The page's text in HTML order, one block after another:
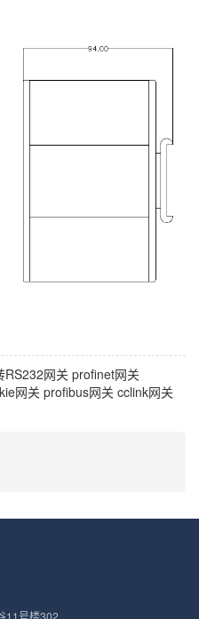
RS232网关 profinet网关
网关 profibus网关 cclink网关